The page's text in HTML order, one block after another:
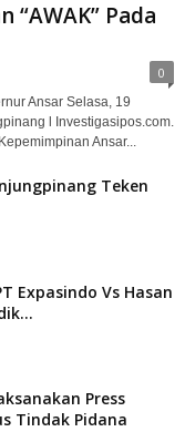
Pada
0
Ansar Selasa, 19
l Investigasipos.com.
Ansar...
Teken
Expasindo Vs Hasan
Press
Tindak Pidana